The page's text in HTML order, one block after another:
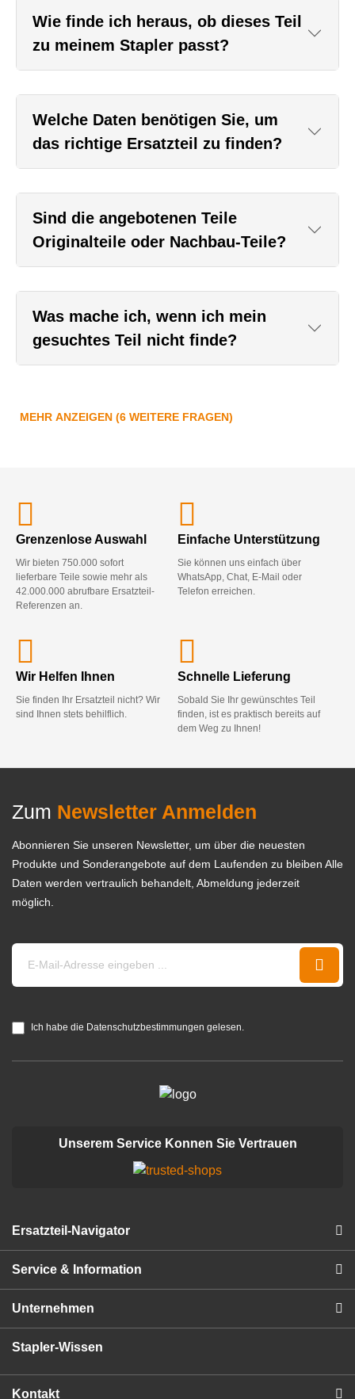
Wie finde ich heraus, ob dieses Teil
zu meinem Stapler passt?
Welche Daten benötigen Sie, um
das richtige Ersatzteil zu finden?
Sind die angebotenen Teile
Originalteile oder Nachbau-Teile?
Was mache ich, wenn ich mein
gesuchtes Teil nicht finde?
MEHR ANZEIGEN (6 WEITERE FRAGEN)
Grenzenlose Auswahl
Wir bieten 750.000 sofort
lieferbare Teile sowie mehr als
42.000.000 abrufbare Ersatzteil-
Referenzen an.
Einfache Unterstützung
Sie können uns einfach über
WhatsApp, Chat, E-Mail oder
Telefon erreichen.
Wir Helfen Ihnen
Sie finden Ihr Ersatzteil nicht? Wir
sind Ihnen stets behilflich.
Schnelle Lieferung
Sobald Sie Ihr gewünschtes Teil
finden, ist es praktisch bereits auf
dem Weg zu Ihnen!
Zum Newsletter Anmelden
Abonnieren Sie unseren Newsletter, um über die neuesten
Produkte und Sonderangebote auf dem Laufenden zu bleiben Alle
Daten werden vertraulich behandelt, Abmeldung jederzeit
möglich.
Ich habe die Datenschutzbestimmungen gelesen.
Unserem Service Konnen Sie Vertrauen
Ersatzteil-Navigator
Service & Information
Unternehmen
Stapler-Wissen
Kontakt